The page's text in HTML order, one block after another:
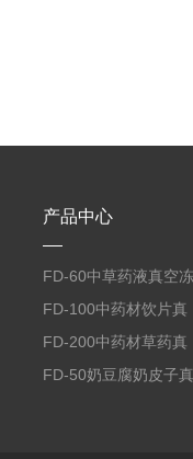
产品中心
FD-60中草药液真空冻
干机
FD-100中药材饮片真
空冻干机
FD-200中药材草药真
空冻干机
FD-50奶豆腐奶皮子真